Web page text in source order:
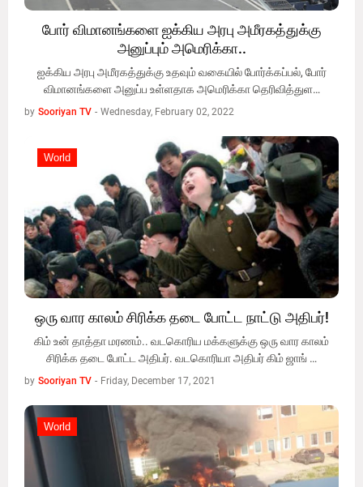
போர் விமானங்களை ஐக்கிய அரபு அமீரகத்துக்கு
அனுப்பும் அமெரிக்கா..
ஐக்கிய அரபு அமீரகத்துக்கு உதவும் வகையில் போர்க்கப்பல், போர்
விமானங்களை அனுப்ப உள்ளதாக அமெரிக்கா தெரிவித்துள…
by Sooriyan TV - Wednesday, February 02, 2022
World
World
ஒரு வார காலம் சிரிக்க தடை போட்ட நாட்டு அதிபர்!
கிம் உன் தாத்தா மரணம்.. வடகொரிய மக்களுக்கு ஒரு வார காலம்
சிரிக்க தடை போட்ட அதிபர். வடகொரியா அதிபர் கிம் ஜாங் …
by Sooriyan TV - Friday, December 17, 2021
World
World